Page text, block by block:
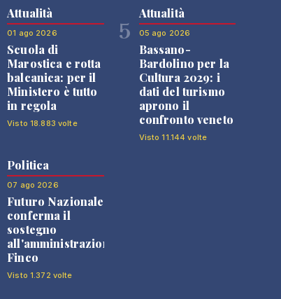
Attualità
01 ago 2026
Scuola di
Marostica e rotta
balcanica: per il
Ministero è tutto
in regola
Visto 18.883 volte
5
Attualità
05 ago 2026
Bassano-
Bardolino per la
Cultura 2029: i
dati del turismo
aprono il
confronto veneto
Visto 11.144 volte
Politica
07 ago 2026
Futuro Nazionale
conferma il
sostegno
all'amministrazione
Finco
Visto 1.372 volte